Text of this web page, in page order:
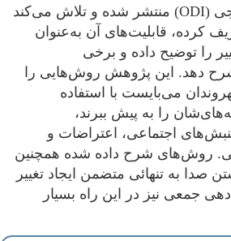
موسسه توسعه خارجی (ODI) منتشر شده و تلاش می‌کند
کرده، قابلیت‌های آن به‌عنوان
را توضیح داده و برخی
دهد. این پژوهش روش‌هایی را
می‌بایست با استفاده
را به پیش ببرند،
اجتماعی، اعتراضات و
روش‌های شرح داده شده همچنین
صدا به تنهائی متضمن ایجاد تغییر
جمعی نیز در این راه بسیار